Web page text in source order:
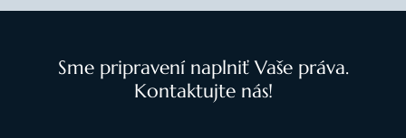
Sme pripravení naplniť Vaše práva.
Kontaktujte nás!